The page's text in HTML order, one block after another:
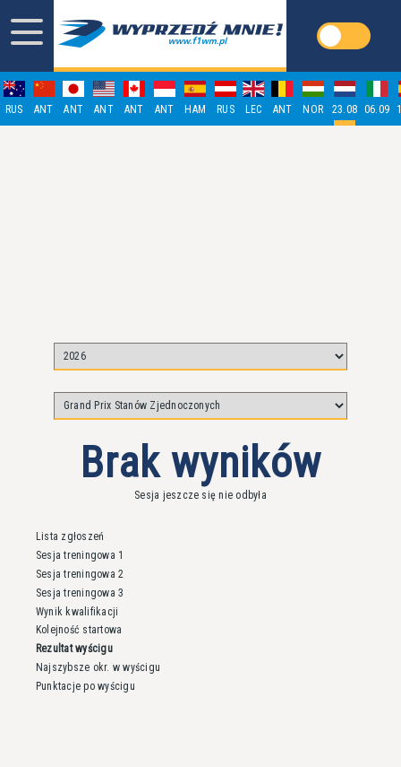
RUS ANT ANT ANT ANT ANT HAM RUS LEC ANT NOR 23.08 06.09
Brak wyników
Sesja jeszcze się nie odbyła
Lista zgłoszeń
Sesja treningowa 1
Sesja treningowa 2
Sesja treningowa 3
Wynik kwalifikacji
Kolejność startowa
Rezultat wyścigu
Najszybsze okr. w wyścigu
Punktacje po wyścigu